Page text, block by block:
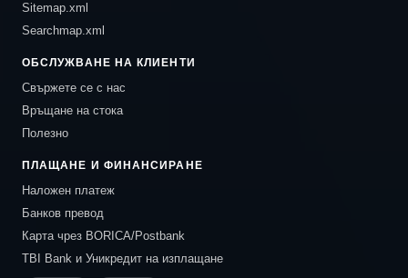
Sitemap.xml
Searchmap.xml
ОБСЛУЖВАНЕ НА КЛИЕНТИ
Свържете се с нас
Връщане на стока
Полезно
ПЛАЩАНЕ И ФИНАНСИРАНЕ
Наложен платеж
Банков превод
Карта чрез BORICA/Postbank
TBI Bank и Уникредит на изплащане